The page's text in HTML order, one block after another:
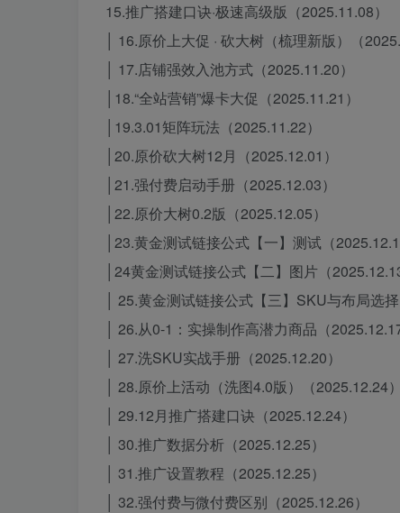
15.推广搭建口诀·极速高级版（2025.11.08）
│ 16.原价上大促 · 砍大树（梳理新版）（
│ 17.店铺强效入池方式（2025.11.20）
│18.“全站营销”爆卡大促（2025.11.21）
│19.3.01矩阵玩法（2025.11.22）
│20.原价砍大树12月（2025.12.01）
│21.强付费启动手册（2025.12.03）
│22.原价大树0.2版（2025.12.05）
│23.黄金测试链接公式【一】测试（
│24黄金测试链接公式【二】图片（2025.12.13
│ 25.黄金测试链接公式【三】SKU与布局选
│ 26.从0-1：实操制作高潜力商品（2025.12.17
│ 27.洗SKU实战手册（2025.12.20）
│ 28.原价上活动（洗图4.0版）（2025.12.24）
│ 29.12月推广搭建口诀（2025.12.24）
│ 30.推广数据分析（2025.12.25）
│ 31.推广设置教程（2025.12.25）
│ 32.强付费与微付费区别（2025.12.26）